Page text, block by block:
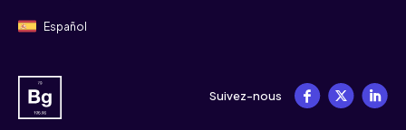
Español
Suivez-nous